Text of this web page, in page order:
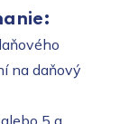
na daňový
5 a